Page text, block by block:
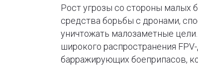
Рост угрозы со стороны малых
средства борьбы с дронами,
уничтожать малозаметные
широкого распространения
барражирующих боеприпасов,